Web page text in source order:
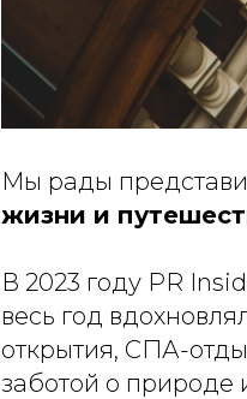
Мы рады
жизни и
В 2023 году PR
весь год
открытия, СПА-
заботой о